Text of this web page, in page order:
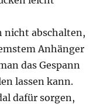
nicht abschalten,
Anhänger
das Gespann
lassen kann.
dafür sorgen,